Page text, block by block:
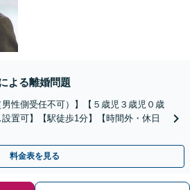
よる離婚問題
男性側受任不可）】【５歳児３歳児０歳
置可】【駅徒歩1分】【時間外・休日
料金表を見る